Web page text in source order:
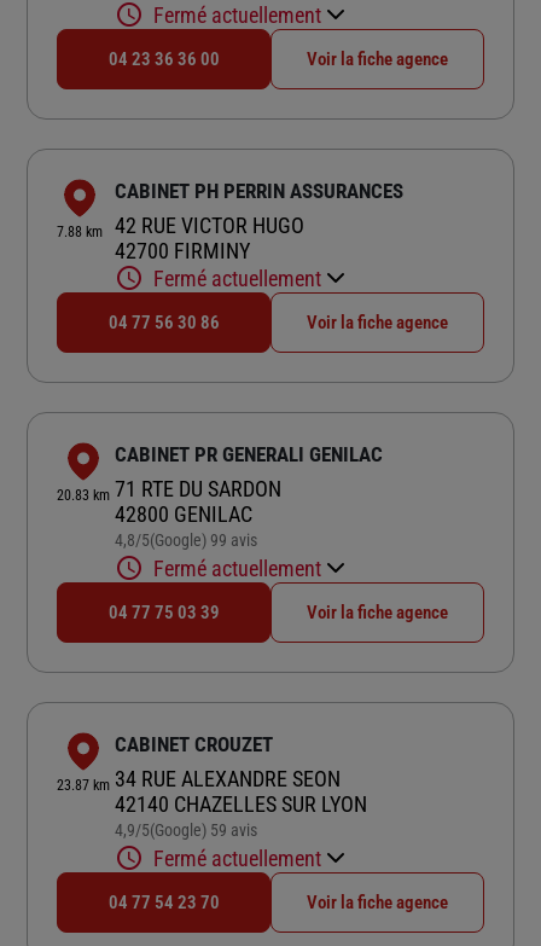
Fermé actuellement
04 23 36 36 00 Voir la fiche agence
7.88 km
CABINET PH PERRIN ASSURANCES
42 RUE VICTOR HUGO
42700 FIRMINY
Fermé actuellement
04 77 56 30 86 Voir la fiche agence
20.83 km
CABINET PR GENERALI GENILAC
71 RTE DU SARDON
42800 GENILAC
4,8/5Note de 4.8 sur 5
(Google) 99 avis
Fermé actuellement
04 77 75 03 39 Voir la fiche agence
23.87 km
CABINET CROUZET
34 RUE ALEXANDRE SEON
42140 CHAZELLES SUR LYON
4,9/5Note de 4.9 sur 5
(Google) 59 avis
Fermé actuellement
04 77 54 23 70 Voir la fiche agence